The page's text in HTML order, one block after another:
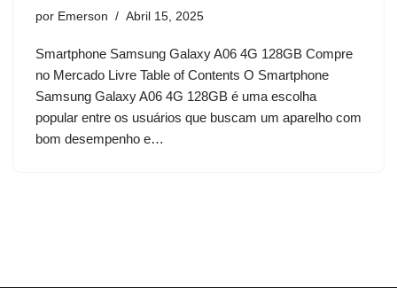
por Emerson Abril 15, 2025
Smartphone Samsung Galaxy A06 4G 128GB Compre
no Mercado Livre Table of Contents O Smartphone
Samsung Galaxy A06 4G 128GB é uma escolha
popular entre os usuários que buscam um aparelho com
bom desempenho e…